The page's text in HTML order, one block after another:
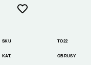
SKU TO22
KAT. OBRUSY